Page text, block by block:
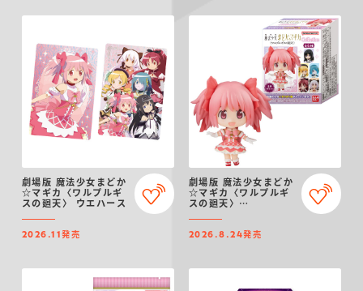
劇場版 魔法少女まどか
☆マギカ〈ワルプルギ
スの廻天〉 ウエハース
2026.11発売
劇場版 魔法少女まどか
☆マギカ〈ワルプルギ
スの廻天〉
2026.8.24発売